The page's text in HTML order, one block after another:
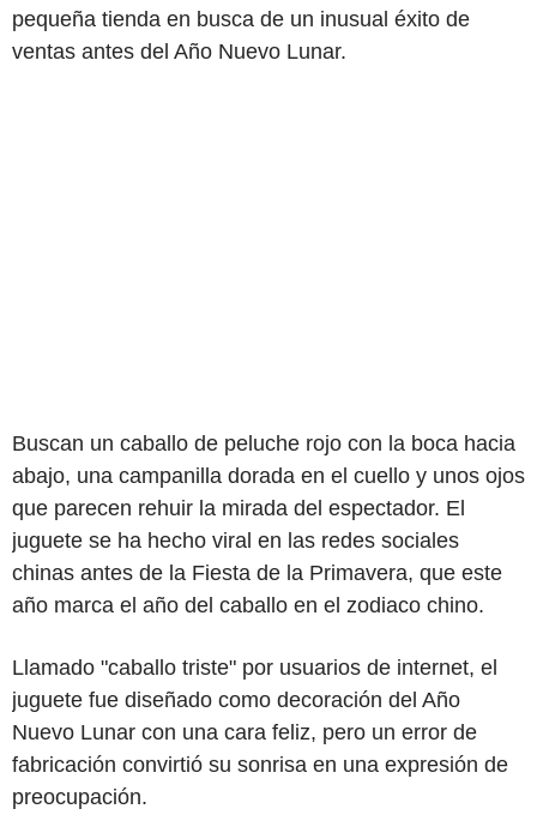
pequeña tienda en busca de un inusual éxito de
ventas antes del Año Nuevo Lunar.
Buscan un caballo de peluche rojo con la boca hacia
abajo, una campanilla dorada en el cuello y unos ojos
que parecen rehuir la mirada del espectador. El
juguete se ha hecho viral en las redes sociales
chinas antes de la Fiesta de la Primavera, que este
año marca el año del caballo en el zodiaco chino.
Llamado "caballo triste" por usuarios de internet, el
juguete fue diseñado como decoración del Año
Nuevo Lunar con una cara feliz, pero un error de
fabricación convirtió su sonrisa en una expresión de
preocupación.